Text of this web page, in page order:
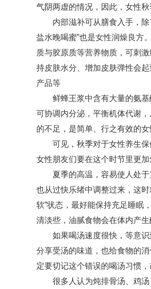
气阴两虚的情况，因此，女性
内部滋补可从膳食入手，
盐水晚喝蜜”也是女性润燥良方
质与胶原质等营养物质，可刺
持皮肤水分、增加皮肤弹性会
产品等
鲜蜂王浆中含有大量的氨
可协调内分泌，平衡机体代谢
的不足，是简单、行之有效的女
可见，秋季对于女性养生
女性朋友们要在这个时节里更加
夏季的高温，容易使人处
也从过快乐绪中调整过来，这
软”状态，最好能保持充足睡眠
清淡些，油腻食物会在体内产
如果喝汤速度很快，等意
分享受汤的味道，也给食物的
定要切记这个错误的喝汤习惯
很多人认为炖排骨汤、鸡